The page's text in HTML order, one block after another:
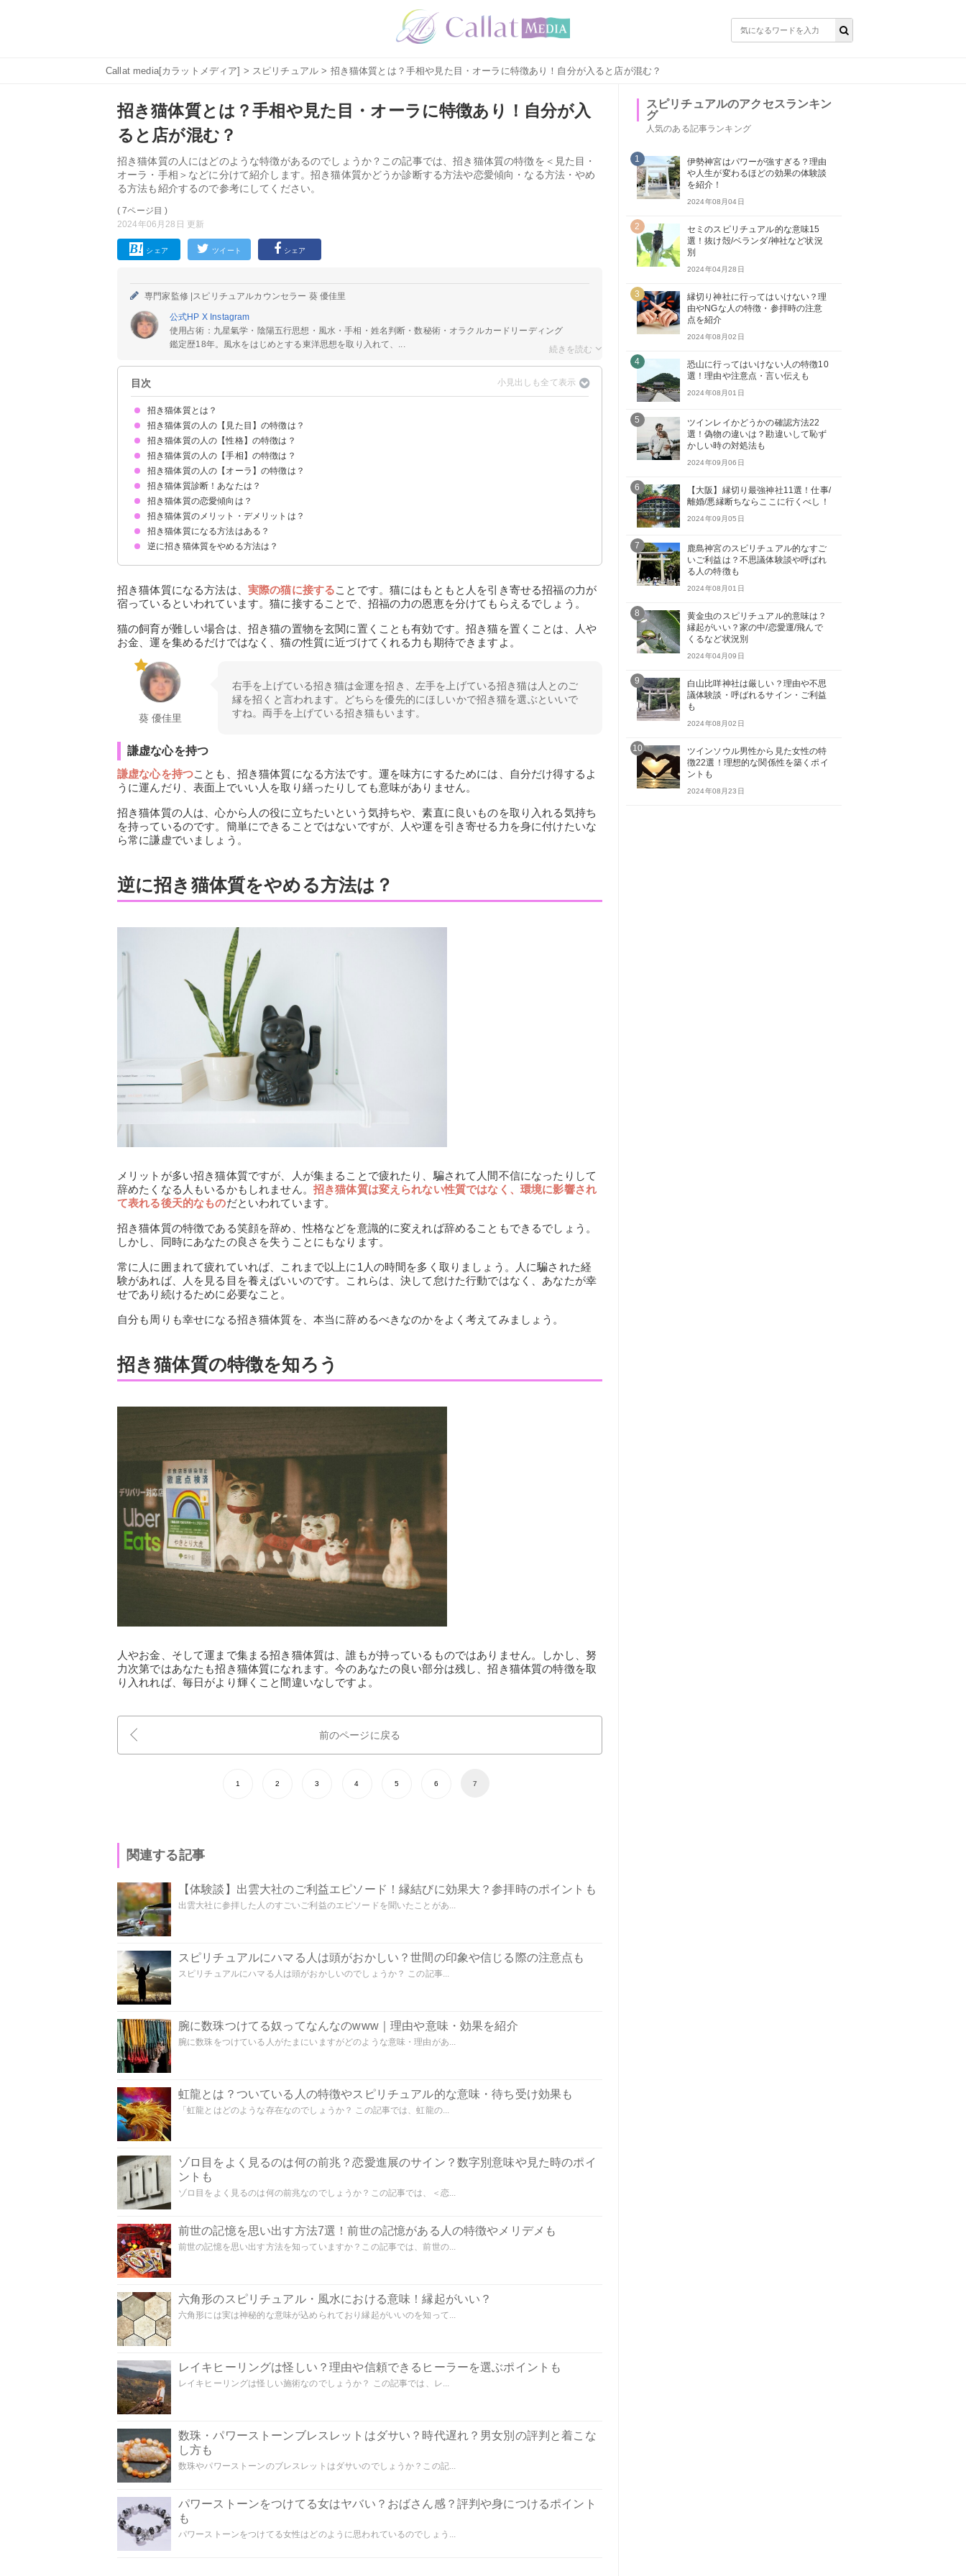
Callat media[カラットメディア] > スピリチュアル > 招き猫体質とは？手相や見た目・オーラに特徴あり！自分が入ると店が混む？
招き猫体質とは？手相や見た目・オーラに特徴あり！自分が入
ると店が混む？
招き猫体質の人にはどのような特徴があるのでしょうか？この記事では、招き猫体質の特徴を＜見た目・
オーラ・手相＞などに分けて紹介します。招き猫体質かどうか診断する方法や恋愛傾向・なる方法・やめ
る方法も紹介するので参考にしてください。
( 7ページ目 )
2024年06月28日 更新
シェア ツイート シェア
専門家監修 | スピリチュアルカウンセラー 葵 優佳里
公式HP X Instagram
使用占術：九星氣学・陰陽五行思想・風水・手相・姓名判断・数秘術・オラクルカードリーディング
鑑定歴18年。風水をはじめとする東洋思想を取り入れて、...
目次
招き猫体質とは？
招き猫体質の人の【見た目】の特徴は？
笑顔が絶えない
顔にチャームポイントがある
招き猫体質の人の【性格】の特徴は？
ポジティブ思考
社交的
礼儀正しい
運を引き寄せる
直観を大事にする
臨機応変に動ける
招き猫体質の人の【手相】の特徴は？
人気線がある
ユーモア線がある
金運線がある
招き猫体質の人の【オーラ】の特徴は？
金色のオーラ
オレンジ色のオーラ
白いオーラ
虹色のオーラ
黄色のオーラ
招き猫体質診断！あなたは？
招き猫体質の恋愛傾向は？
なかなか恋愛に発展しにくい
付き合うと長続きする
招き猫体質のメリット・デメリットは？
メリット
デメリット
招き猫体質になる方法はある？
ポジティブ思考を心がける
思いやりを心がける
常に笑顔を忘れない
招き猫体質の人と仲良くなる
猫に接する
謙虚な心を持つ
逆に招き猫体質をやめる方法は？
招き猫体質になる方法は、 実際の猫に接することです。猫にはもともと人を引き寄せる招福の力が
宿っているといわれています。猫に接することで、招福の力の恩恵を分けてもらえるでしょう。
猫の飼育が難しい場合は、招き猫の置物を玄関に置くことも有効です。招き猫を置くことは、人や
お金、運を集めるだけではなく、猫の性質に近づけてくれる力も期待できますよ。
葵 優佳里
右手を上げている招き猫は金運を招き、左手を上げている招き猫は人とのご
縁を招くと言われます。どちらを優先的にほしいかで招き猫を選ぶといいで
すね。両手を上げている招き猫もいます。
謙虚な心を持つ
謙虚な心を持つことも、招き猫体質になる方法です。運を味方にするためには、自分だけ得するよ
うに運んだり、表面上でいい人を取り繕ったりしても意味がありません。
招き猫体質の人は、心から人の役に立ちたいという気持ちや、素直に良いものを取り入れる気持ち
を持っているのです。簡単にできることではないですが、人や運を引き寄せる力を身に付けたいな
ら常に謙虚でいましょう。
逆に招き猫体質をやめる方法は？
メリットが多い招き猫体質ですが、人が集まることで疲れたり、騙されて人間不信になったりして
辞めたくなる人もいるかもしれません。 招き猫体質は変えられない性質ではなく、環境に影響され
て表れる後天的なものだといわれています。
招き猫体質の特徴である笑顔を辞め、性格などを意識的に変えれば辞めることもできるでしょう。
しかし、同時にあなたの良さを失うことにもなります。
常に人に囲まれて疲れていれば、これまで以上に1人の時間を多く取りましょう。人に騙された経
験があれば、人を見る目を養えばいいのです。これらは、決して怠けた行動ではなく、あなたが幸
せであり続けるために必要なこと。
自分も周りも幸せになる招き猫体質を、本当に辞めるべきなのかをよく考えてみましょう。
招き猫体質の特徴を知ろう
人やお金、そして運まで集まる招き猫体質は、誰もが持っているものではありません。しかし、努
力次第ではあなたも招き猫体質になれます。今のあなたの良い部分は残し、招き猫体質の特徴を取
り入れれば、毎日がより輝くこと間違いなしですよ。
前のページに戻る
1 2 3 4 5 6 7
関連する記事
【体験談】出雲大社のご利益エピソード！縁結びに効果大？参拝時のポイントも
出雲大社に参拝した人のすごいご利益のエピソードを聞いたことがあ...
スピリチュアルにハマる人は頭がおかしい？世間の印象や信じる際の注意点も
スピリチュアルにハマる人は頭がおかしいのでしょうか？ この記事...
腕に数珠つけてる奴ってなんなのwww｜理由や意味・効果を紹介
腕に数珠をつけている人がたまにいますがどのような意味・理由があ...
虹龍とは？ついている人の特徴やスピリチュアル的な意味・待ち受け効果も
「虹龍とはどのような存在なのでしょうか？ この記事では、虹龍の...
ゾロ目をよく見るのは何の前兆？恋愛進展のサイン？数字別意味や見た時のポイ
ントも
ゾロ目をよく見るのは何の前兆なのでしょうか？この記事では、＜恋...
前世の記憶を思い出す方法7選！前世の記憶がある人の特徴やメリデメも
前世の記憶を思い出す方法を知っていますか？この記事では、前世の...
六角形のスピリチュアル・風水における意味！縁起がいい？
六角形には実は神秘的な意味が込められており縁起がいいのを知って...
レイキヒーリングは怪しい？理由や信頼できるヒーラーを選ぶポイントも
レイキヒーリングは怪しい施術なのでしょうか？ この記事では、レ...
数珠・パワーストーンブレスレットはダサい？時代遅れ？男女別の評判と着こな
し方も
数珠やパワーストーンのブレスレットはダサいのでしょうか？この記...
パワーストーンをつけてる女はヤバい？おばさん感？評判や身につけるポイント
も
パワーストーンをつけてる女性はどのように思われているのでしょう...
スピリチュアルのアクセスランキン
グ
人気のある記事ランキング
1
伊勢神宮はパワーが強すぎる？理由
や人生が変わるほどの効果の体験談
を紹介！
2024年08月04日
2
セミのスピリチュアル的な意味15
選！抜け殻/ベランダ/神社など状況
別
2024年04月28日
3
縁切り神社に行ってはいけない？理
由やNGな人の特徴・参拝時の注意
点を紹介
2024年08月02日
4
恐山に行ってはいけない人の特徴10
選！理由や注意点・言い伝えも
2024年08月01日
5
ツインレイかどうかの確認方法22
選！偽物の違いは？勘違いして恥ず
かしい時の対処法も
2024年09月06日
6
【大阪】縁切り最強神社11選！仕事/
離婚/悪縁断ちならここに行くべし！
2024年09月05日
7
鹿島神宮のスピリチュアル的なすご
いご利益は？不思議体験談や呼ばれ
る人の特徴も
2024年08月01日
8
黄金虫のスピリチュアル的意味は？
縁起がいい？家の中/恋愛運/飛んで
くるなど状況別
2024年04月09日
9
白山比咩神社は厳しい？理由や不思
議体験談・呼ばれるサイン・ご利益
も
2024年08月02日
10
ツインソウル男性から見た女性の特
徴22選！理想的な関係性を築くポイ
ントも
2024年08月23日